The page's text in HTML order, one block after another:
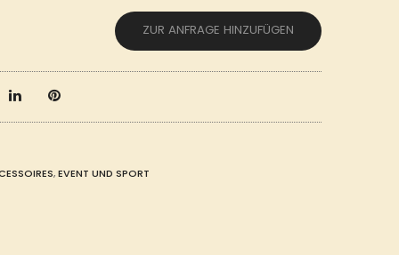
ZUR ANFRAGE HINZUFÜGEN
,EVENT UND SPORT